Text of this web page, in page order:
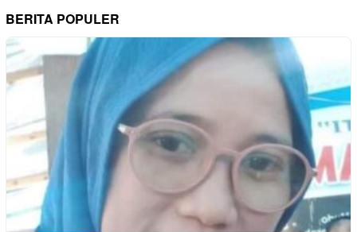
BERITA POPULER